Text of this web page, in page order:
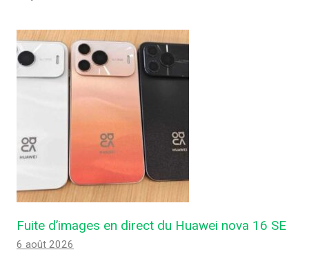
Fuite d’images en direct du Huawei nova 16 SE
6 août 2026